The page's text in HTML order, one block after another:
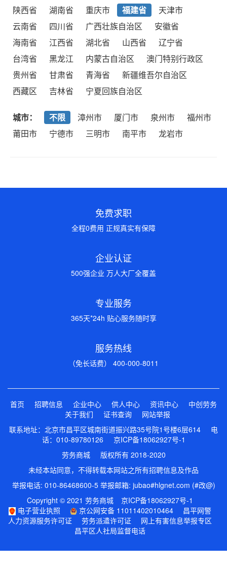
陕西省
湖南省 重庆市 福建省
天津市
云南省
四川省 广西壮族自治区
安徽省
海南省
江西省 湖北省 山西省
辽宁省
台湾省
黑龙江 内蒙古自治区
澳门特别行政区
贵州省
甘肃省 青海省
新疆维吾尔自治区
西藏区
吉林省 宁夏回族自治区
城市： 不限 漳州市 厦门市 泉州市
福州市
莆田市
宁德市 三明市 南平市 龙岩市
免费求职
全程0费用 正规真实有保障
企业认证
500强企业 万人大厂全覆盖
专业服务
365天*24h 贴心服务随时享
服务热线
（免长话费） 400-000-8011
首页 招聘信息 企业中心 供人中心 资讯中心
中创劳务
关于我们
证书查询
网站举报
联系地址：北京市昌平区城南街道振兴路35号院1号楼6层614 电
话：010-89780126 京ICP备18062927号-1
劳务商城 版权所有 2018-2020
未经本站同意，不得转载本网站之所有招聘信息及作品
举报电话: 010-86468600-5 举报邮箱: jubao#hlgnet.com (#改@)
Copyright © 2021 劳务商城
京ICP备18062927号-1
电子营业执照
京公网安备 11011402010464
昌平网警
人力资源服务许可证
劳务派遣许可证
网上有害信息举报专区
昌平区人社局监督电话